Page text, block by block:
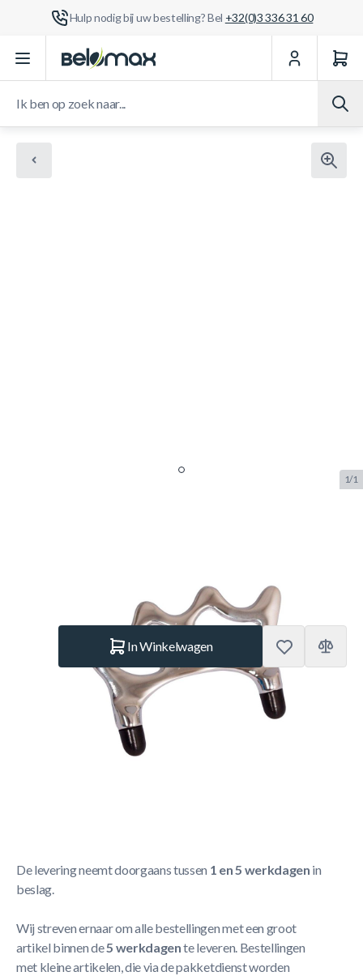
Hulp nodig bij uw bestelling? Bel +32(0)3 336 31 60
Ga naar de inhoud
1/1
Op voorraad
In Winkelwagen
Korte Beschrijving
- Stijlvolle luxe steun
De levering neemt doorgaans tussen 1 en 5 werkdagen in
beslag.
Wij streven ernaar om alle bestellingen met een groot
artikel binnen de5 werkdagente leveren. Bestellingen
met kleine artikelen, die via de pakketdienst worden